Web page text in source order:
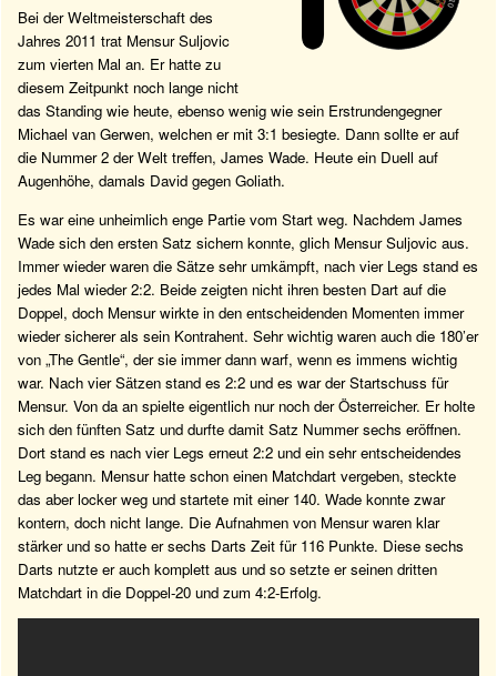
Bei der Weltmeisterschaft des
Jahres 2011 trat Mensur Suljovic
zum vierten Mal an. Er hatte zu
diesem Zeitpunkt noch lange nicht
das Standing wie heute, ebenso wenig wie sein Erstrundengegner
Michael van Gerwen, welchen er mit 3:1 besiegte. Dann sollte er auf
die Nummer 2 der Welt treffen, James Wade. Heute ein Duell auf
Augenhöhe, damals David gegen Goliath.
Es war eine unheimlich enge Partie vom Start weg. Nachdem James
Wade sich den ersten Satz sichern konnte, glich Mensur Suljovic aus.
Immer wieder waren die Sätze sehr umkämpft, nach vier Legs stand es
jedes Mal wieder 2:2. Beide zeigten nicht ihren besten Dart auf die
Doppel, doch Mensur wirkte in den entscheidenden Momenten immer
wieder sicherer als sein Kontrahent. Sehr wichtig waren auch die 180’er
von „The Gentle“, der sie immer dann warf, wenn es immens wichtig
war. Nach vier Sätzen stand es 2:2 und es war der Startschuss für
Mensur. Von da an spielte eigentlich nur noch der Österreicher. Er holte
sich den fünften Satz und durfte damit Satz Nummer sechs eröffnen.
Dort stand es nach vier Legs erneut 2:2 und ein sehr entscheidendes
Leg begann. Mensur hatte schon einen Matchdart vergeben, steckte
das aber locker weg und startete mit einer 140. Wade konnte zwar
kontern, doch nicht lange. Die Aufnahmen von Mensur waren klar
stärker und so hatte er sechs Darts Zeit für 116 Punkte. Diese sechs
Darts nutzte er auch komplett aus und so setzte er seinen dritten
Matchdart in die Doppel-20 und zum 4:2-Erfolg.